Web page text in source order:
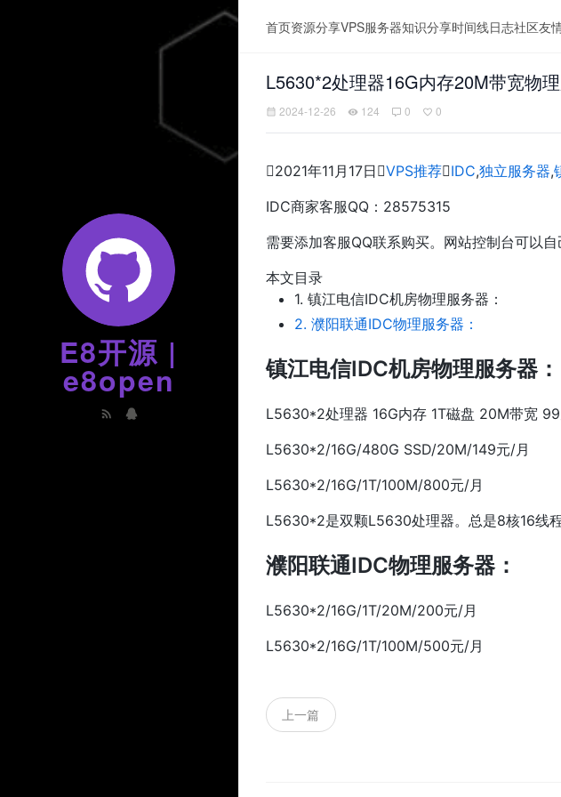
E8开源 |
e8open
首页资源分享VPS服务器知识分享时间线日志社区友
L5630*2处理器16G内存20M带宽物
2024-12-26 124 0 0
2021年11月17日VPS推荐IDC,独立服务器,
IDC商家客服QQ：28575315
需要添加客服QQ联系购买。网站控制台可以
本文目录
1. 镇江电信IDC机房物理服务器：
2. 濮阳联通IDC物理服务器：
镇江电信IDC机房物理服务器：
L5630*2处理器 16G内存 1T磁盘 20M带宽
L5630*2/16G/480G SSD/20M/149元/月
L5630*2/16G/1T/100M/800元/月
L5630*2是双颗L5630处理器。总是8核16线
濮阳联通IDC物理服务器：
L5630*2/16G/1T/20M/200元/月
L5630*2/16G/1T/100M/500元/月
上一篇